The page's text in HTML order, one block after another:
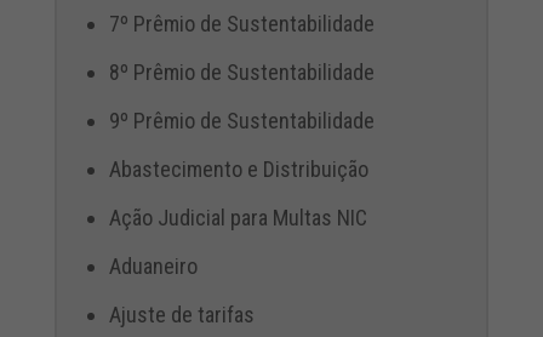
7º Prêmio de Sustentabilidade
8º Prêmio de Sustentabilidade
9º Prêmio de Sustentabilidade
Abastecimento e Distribuição
Ação Judicial para Multas NIC
Aduaneiro
Ajuste de tarifas